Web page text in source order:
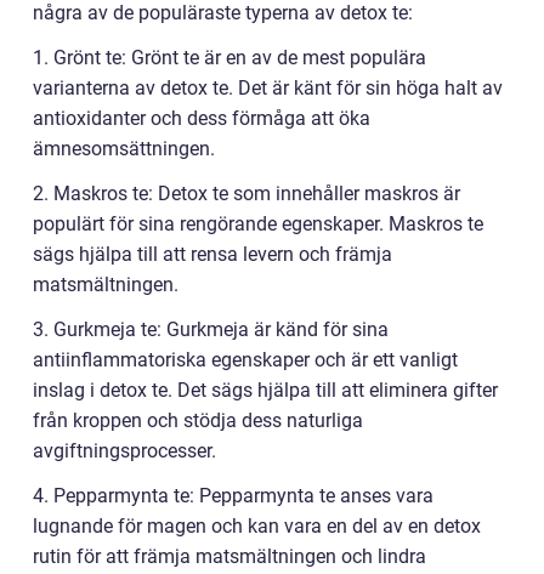
några av de populäraste typerna av detox te:
1. Grönt te: Grönt te är en av de mest populära
varianterna av detox te. Det är känt för sin höga halt av
antioxidanter och dess förmåga att öka
ämnesomsättningen.
2. Maskros te: Detox te som innehåller maskros är
populärt för sina rengörande egenskaper. Maskros te
sägs hjälpa till att rensa levern och främja
matsmältningen.
3. Gurkmeja te: Gurkmeja är känd för sina
antiinflammatoriska egenskaper och är ett vanligt
inslag i detox te. Det sägs hjälpa till att eliminera gifter
från kroppen och stödja dess naturliga
avgiftningsprocesser.
4. Pepparmynta te: Pepparmynta te anses vara
lugnande för magen och kan vara en del av en detox
rutin för att främja matsmältningen och lindra